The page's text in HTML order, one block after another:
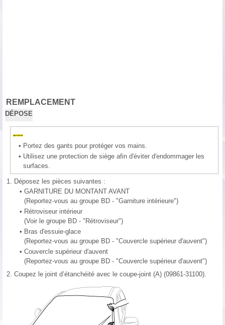
REMPLACEMENT
DÉPOSE
• Portez des gants pour protéger vos mains.
• Utilisez une protection de siège afin d′éviter d′endommager les
surfaces.
1. Déposez les pièces suivantes :
• GARNITURE DU MONTANT AVANT
(Reportez-vous au groupe BD - "Garniture intérieure")
• Rétroviseur intérieur
(Voir le groupe BD - "Rétroviseur")
• Bras d′essuie-glace
(Reportez-vous au groupe BD - "Couvercle supérieur d'auvent")
• Couvercle supérieur d′auvent
(Reportez-vous au groupe BD - "Couvercle supérieur d'auvent")
2. Coupez le joint d’étanchéité avec le coupe-joint (A) (09861-31100).